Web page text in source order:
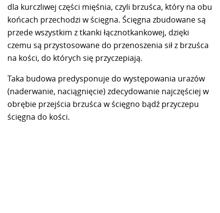
dla kurczliwej części mięśnia, czyli brzuśca, który na obu
końcach przechodzi w ścięgna. Ścięgna zbudowane są
przede wszystkim z tkanki łącznotkankowej, dzięki
czemu są przystosowane do przenoszenia sił z brzuśca
na kości, do których się przyczepiają.
Taka budowa predysponuje do występowania urazów
(naderwanie, naciągnięcie) zdecydowanie najczęściej w
obrębie przejścia brzuśca w ścięgno bądź przyczepu
ścięgna do kości.